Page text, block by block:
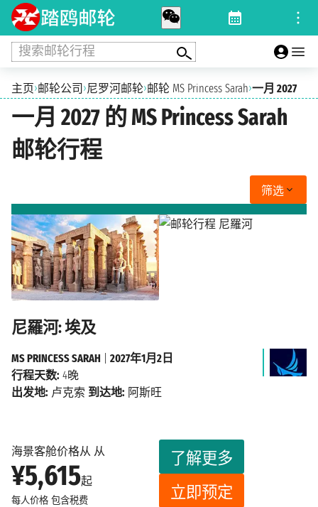
搜索邮轮行程
主页›邮轮公司 ›尼罗河邮轮›邮轮 MS Princess Sarah›一月 2027
一月 2027 的 MS Princess Sarah
邮轮行程
筛选
尼羅河: 埃及
海景客舱价格从 从
¥5,615起
每人价格 包含税费
了解更多
立即预定
MS PRINCESS SARAH
2027年1月2日
行程天数: 4晚
出发地: 卢克索 到达地: 阿斯旺